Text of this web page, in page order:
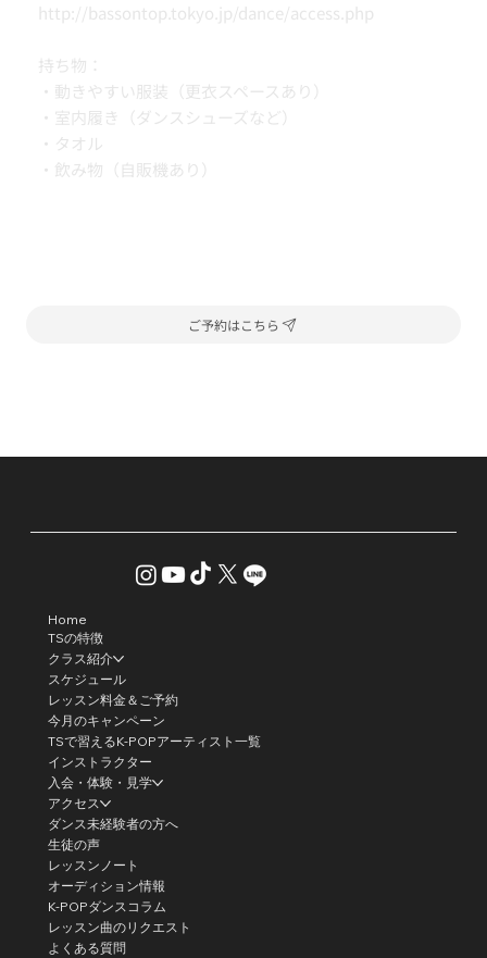
http://bassontop.tokyo.jp/dance/access.php
持ち物：
・動きやすい服装（更衣スペースあり）
・室内履き（ダンスシューズなど）
・タオル
・飲み物（自販機あり）
ご予約はこちら
Home
TSの特徴
クラス紹介
スケジュール
レッスン料金＆ご予約
今月のキャンペーン
TSで習えるK-POPアーティスト一覧
インストラクター
入会・体験・見学
アクセス
ダンス未経験者の方へ
生徒の声
レッスンノート
オーディション情報
K-POPダンスコラム
レッスン曲のリクエスト
よくある質問